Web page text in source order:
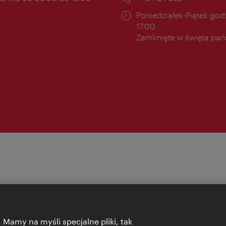
Godziny
otwarcia:
Poniedziałek-Piątek
17.00
Zamknięte w święta
na myśli specjalne pliki, tak